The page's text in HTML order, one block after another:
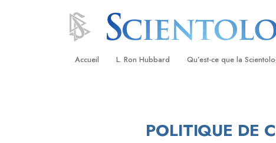
Accueil L. Ron Hubbard Qu’est-ce que la
Les scientologues et la
POLITIQUE DE